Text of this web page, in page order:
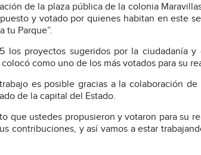
de la plaza pública de la colonia
y votado por quienes habitan en este
tu Parque”.
los proyectos sugeridos por la ciudadanía
como uno de los más votados para su
es posible gracias a la colaboración
de la capital del Estado.
que ustedes propusieron y votaron para su
contribuciones, y así vamos a estar